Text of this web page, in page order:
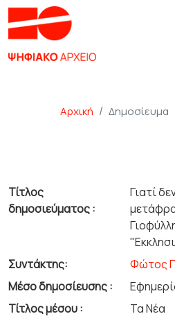
Αρχική Δημοσίευμα
Τίτλος
δημοσιεύματος :
Γιατί
Συντάκτης:
Φώτος
Μέσο δημοσίευσης :
Τίτλος μέσου :
Τα Νέα